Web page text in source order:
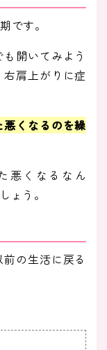
です。
開いてみよう
肩上がりに症
くなるのを繰
悪くなるなん
ょう。
の生活に戻る